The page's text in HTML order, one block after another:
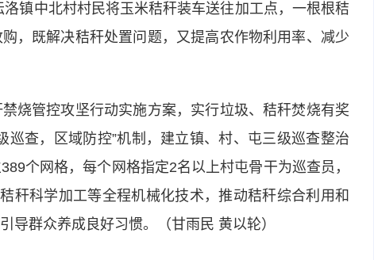
中北村村民将玉米秸秆装车送往加工点，一根根秸
，既解决秸秆处置问题，又提高农作物利用率、减少
管控攻坚行动实施方案，实行垃圾、秸秆焚烧有奖
巡查，区域防控”机制，建立镇、村、屯三级巡查整治
个网格，每个网格指定2名以上村屯骨干为巡查员，
秆科学加工等全程机械化技术，推动秸秆综合利用和
导群众养成良好习惯。（甘雨民 黄以轮）